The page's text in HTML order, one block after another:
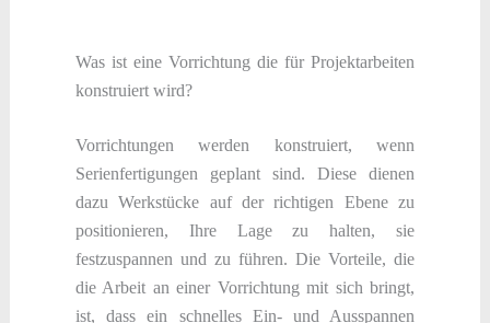
Was ist eine Vorrichtung die für Projektarbeiten
konstruiert wird?
Vorrichtungen werden konstruiert, wenn
Serienfertigungen geplant sind. Diese dienen
dazu Werkstücke auf der richtigen Ebene zu
positionieren, Ihre Lage zu halten, sie
festzuspannen und zu führen. Die Vorteile, die
die Arbeit an einer Vorrichtung mit sich bringt,
ist, dass ein schnelles Ein- und Ausspannen